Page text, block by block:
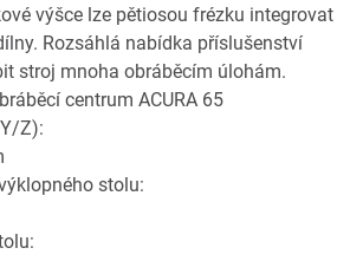
výšce lze pětiosou frézku integrovat
Rozsáhlá nabídka příslušenství
stroj mnoha obráběcím úlohám.
Z):
stolu: